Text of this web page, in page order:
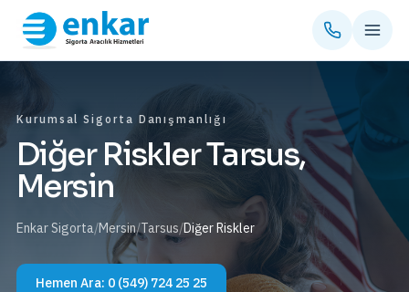
Kurumsal Sigorta Danışmanlığı
Diğer Riskler Tarsus,
Mersin
Enkar Sigorta/Mersin/Tarsus/Diğer Riskler
Hemen Ara: 0 (549) 724 25 25